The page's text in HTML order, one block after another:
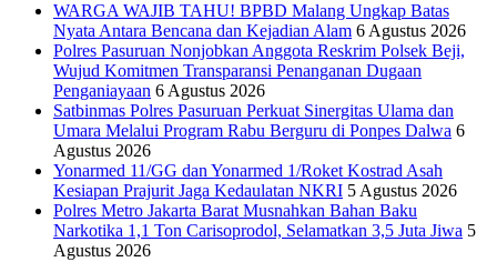
WARGA WAJIB TAHU! BPBD Malang Ungkap Batas
Nyata Antara Bencana dan Kejadian Alam 6 Agustus 2026
Polres Pasuruan Nonjobkan Anggota Reskrim Polsek Beji,
Wujud Komitmen Transparansi Penanganan Dugaan
Penganiayaan 6 Agustus 2026
Satbinmas Polres Pasuruan Perkuat Sinergitas Ulama dan
Umara Melalui Program Rabu Berguru di Ponpes Dalwa 6
Agustus 2026
Yonarmed 11/GG dan Yonarmed 1/Roket Kostrad Asah
Kesiapan Prajurit Jaga Kedaulatan NKRI 5 Agustus 2026
Polres Metro Jakarta Barat Musnahkan Bahan Baku
Narkotika 1,1 Ton Carisoprodol, Selamatkan 3,5 Juta Jiwa 5
Agustus 2026